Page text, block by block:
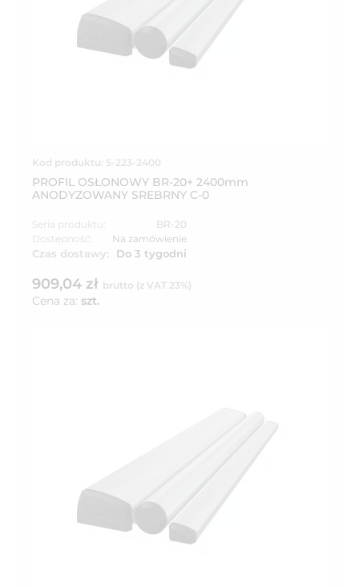
Kod produktu: 5-223-2400
PROFIL OSŁONOWY BR-20+ 2400mm
ANODYZOWANY SREBRNY C-0
Seria produktu:
BR-20
Dostępność:
Na zamówienie
Czas dostawy: Do 3 tygodni
909,04 zł brutto (z VAT 23%)
Cena za: szt.